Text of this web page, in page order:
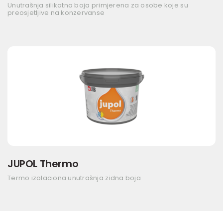
Unutrašnja silikatna boja primjerena za osobe koje su
preosjetljive na konzervanse
JUPOL Thermo
Termo izolaciona unutrašnja zidna boja